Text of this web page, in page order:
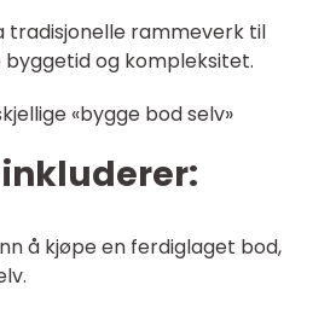
tradisjonelle rammeverk til
og kompleksitet.
«bygge bod selv»
å kjøpe en ferdiglaget bod,